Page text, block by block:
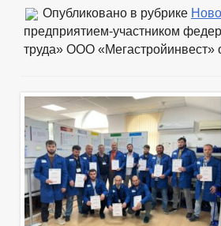
Опубликовано в рубрике
предприятием-участником
труда» ООО «Мегастройинвест»